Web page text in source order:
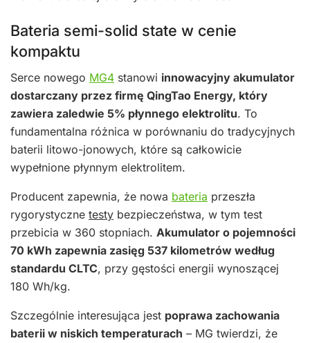
Bateria semi-solid state w cenie
kompaktu
Serce nowego MG4 stanowi innowacyjny akumulator
dostarczany przez firmę QingTao Energy, który
zawiera zaledwie 5% płynnego elektrolitu. To
fundamentalna różnica w porównaniu do tradycyjnych
baterii litowo-jonowych, które są całkowicie
wypełnione płynnym elektrolitem.
Producent zapewnia, że nowa bateria przeszła
rygorystyczne testy bezpieczeństwa, w tym test
przebicia w 360 stopniach. Akumulator o pojemności
70 kWh zapewnia zasięg 537 kilometrów według
standardu CLTC, przy gęstości energii wynoszącej
180 Wh/kg.
Szczególnie interesująca jest poprawa zachowania
baterii w niskich temperaturach – MG twierdzi, że